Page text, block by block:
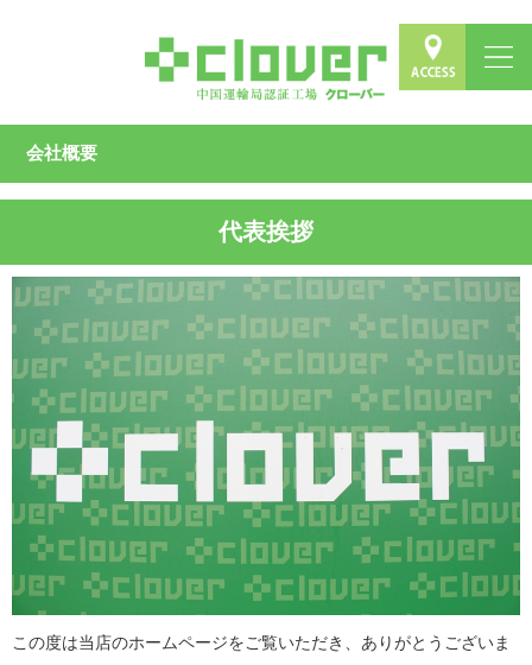
会社概要
代表挨拶
この度は当店のホームページをご覧いただき、ありがとうございま